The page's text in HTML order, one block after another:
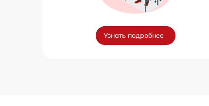
Узнать подробнее